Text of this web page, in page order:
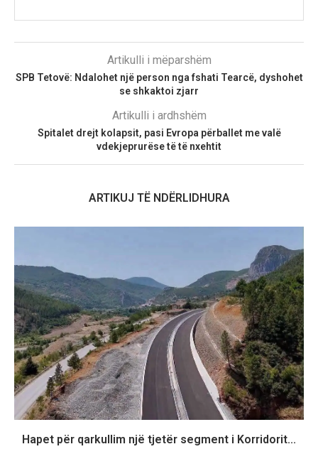
Artikulli i mëparshëm
SPB Tetovë: Ndalohet një person nga fshati Tearcë, dyshohet
se shkaktoi zjarr
Artikulli i ardhshëm
Spitalet drejt kolapsit, pasi Evropa përballet me valë
vdekjeprurëse të të nxehtit
ARTIKUJ TË NDËRLIDHURA
Hapet për qarkullim një tjetër segment i Korridorit...